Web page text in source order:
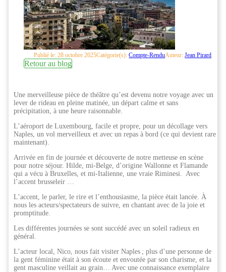
Publié le: 28 octobre 2025Catégorie(s):Compte-RenduAuteur:Jean Pirard
Retour au blog
Une merveilleuse pièce de théâtre qu’est devenu notre voyage avec un
lever de rideau en pleine matinée, un départ calme et sans
précipitation, à une heure raisonnable.
L’aéroport de Luxembourg, facile et propre, pour un décollage vers
Naples, un vol merveilleux et avec un repas à bord (ce qui devient rare
maintenant).
Arrivée en fin de journée et découverte de notre metteuse en scène
pour notre séjour. Hilde, mi-Belge, d’origine Wallonne et Flamande
qui a vécu à Bruxelles, et mi-Italienne, une vraie Riminesi. Avec
l’accent brusseleir …
L’accent, le parler, le rire et l’enthousiasme, la pièce était lancée. À
nous les acteurs/spectateurs de suivre, en chantant avec de la joie et
promptitude.
Les différentes journées se sont succédé avec un soleil radieux en
général.
L’acteur local, Nico, nous fait visiter Naples ; plus d’une personne de
la gent féminine était à son écoute et envoutée par son charisme, et la
gent masculine veillait au grain… Avec une connaissance exemplaire